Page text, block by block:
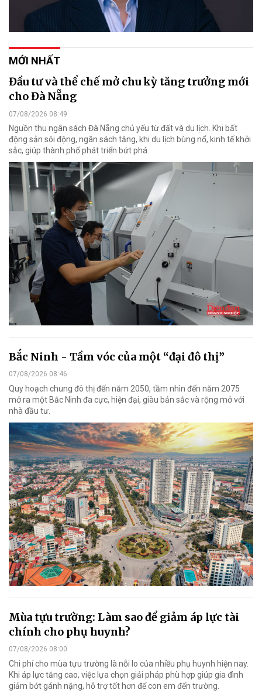
MỚI NHẤT
Đầu tư và thể chế mở chu kỳ tăng trưởng mới
cho Đà Nẵng
07/08/2026 08:49
Nguồn thu ngân sách Đà Nẵng chủ yếu từ đất và du lịch. Khi bất
động sản sôi động, ngân sách tăng, khi du lịch bùng nổ, kinh tế khởi
sắc, giúp thành phố phát triển bứt phá.
Bắc Ninh - Tầm vóc của một “đại đô thị”
07/08/2026 08:46
Quy hoạch chung đô thị đến năm 2050, tầm nhìn đến năm 2075
mở ra một Bắc Ninh đa cực, hiện đại, giàu bản sắc và rộng mở với
nhà đầu tư.
Mùa tựu trường: Làm sao để giảm áp lực tài
chính cho phụ huynh?
07/08/2026 08:00
Chi phí cho mùa tựu trường là nỗi lo của nhiều phụ huynh hiện nay.
Khi áp lực tăng cao, việc lựa chọn giải pháp phù hợp giúp gia đình
giảm bớt gánh nặng, hỗ trợ tốt hơn để con em đến trường.